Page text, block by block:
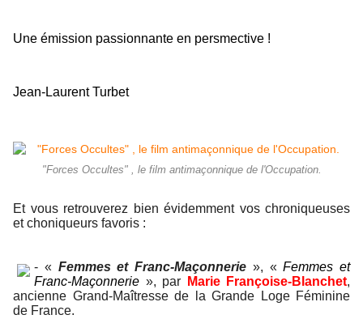
Une émission passionnante en persmective !
Jean-Laurent Turbet
"Forces Occultes" , le film antimaçonnique de l'Occupation.
Et vous retrouverez bien évidemment vos chroniqueuses
et choniqueurs favoris :
- « Femmes et Franc-Maçonnerie », «Femmes et
Franc-Maçonnerie », par Marie Françoise-Blanchet,
ancienne Grand-Maîtresse de la Grande Loge Féminine
de France.